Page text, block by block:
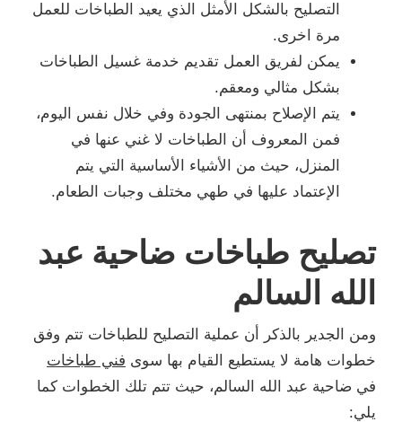
التصليح بالشكل الأمثل الذي يعيد الطباخات للعمل
مرة اخرى.
يمكن لفريق العمل تقديم خدمة غسيل الطباخات
بشكل مثالي ومعقم.
يتم الإصلاح بمنتهى الجودة وفي خلال نفس اليوم،
فمن المعروف أن الطباخات لا غني عنها في
المنزل، حيث من الأشياء الأساسية التي يتم
الإعتماد عليها في طهي مختلف وجبات الطعام.
تصليح طباخات ضاحية عبد
الله السالم
ومن الجدير بالذكر أن عملية التصليح للطباخات تتم وفق
خطوات هامة لا يستطيع القيام بها سوى فني طباخات
في ضاحية عبد الله السالم، حيث تتم تلك الخطوات كما
يلي: